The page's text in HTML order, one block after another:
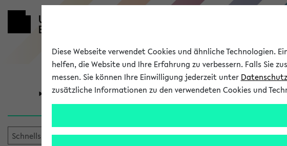
Universität Forschung Studium
Im eKVV verwaltete
Diese Webseite verwendet Cookies und ähnliche Technologien.
helfen, die Website und Ihre Erfahrung zu verbessern. Falls Sie
messen. Sie können Ihre Einwilligung jederzeit unter
zusätzliche Informationen zu den verwendeten Cookies und